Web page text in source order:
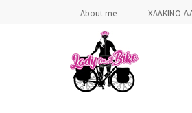
About me ΧΑΛΚΙΝΟ